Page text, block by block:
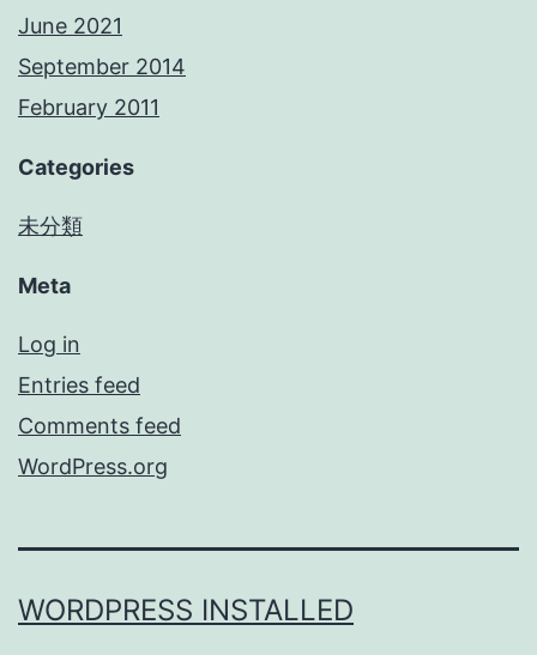
June 2021
September 2014
February 2011
Categories
未分類
Meta
Log in
Entries feed
Comments feed
WordPress.org
WORDPRESS INSTALLED